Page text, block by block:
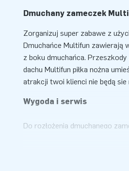
Dmuchany zameczek
Zorganizuj super zabawe z
Dmuchańce Multifun zawierają
z boku dmuchańca.
dachu Multifun piłka nożna
atrakcji twoi klienci nie będą sie
Wygoda i serwis
Do rozłożenia dmuchanego
minut. Dmuchaniec jest
atrakcja na zewnątrz jak i w